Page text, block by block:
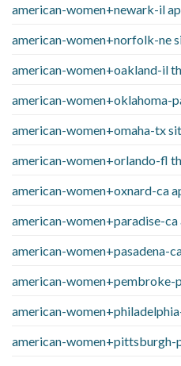
american-women+newark-il
american-women+norfolk-ne
american-women+oakland-il
american-women+oklahoma-
american-women+omaha-tx
american-women+orlando-fl
american-women+oxnard-ca
american-women+paradise-ca
american-women+pasadena-
american-women+pembroke-
american-
american-women+pittsburgh-